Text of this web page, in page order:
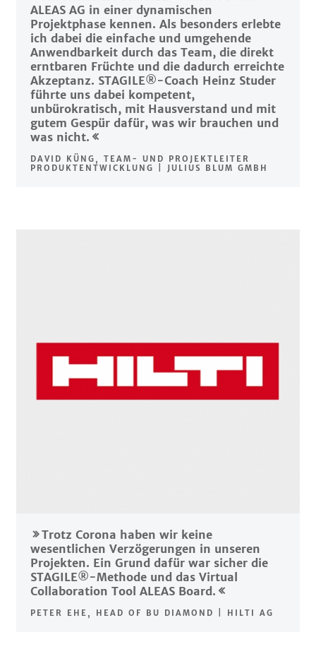
ALEAS AG in einer dynamischen
Projektphase kennen. Als besonders erlebte
ich dabei die einfache und umgehende
Anwendbarkeit durch das Team, die direkt
erntbaren Früchte und die dadurch erreichte
Akzeptanz. STAGILE®-Coach Heinz Studer
führte uns dabei kompetent,
unbürokratisch, mit Hausverstand und mit
gutem Gespür dafür, was wir brauchen und
was nicht.
DAVID KÜNG, TEAM- UND PROJEKTLEITER
PRODUKTENTWICKLUNG | JULIUS BLUM GMBH
Trotz Corona haben wir keine
wesentlichen Verzögerungen in unseren
Projekten. Ein Grund dafür war sicher die
STAGILE®-Methode und das Virtual
Collaboration Tool ALEAS Board.
PETER EHE, HEAD OF BU DIAMOND | HILTI AG